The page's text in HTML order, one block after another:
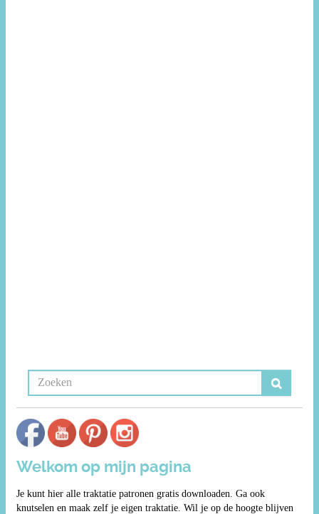
Welkom op mijn pagina
Je kunt hier alle traktatie patronen gratis downloaden. Ga ook
knutselen en maak zelf je eigen traktatie. Wil je op de hoogte blijven